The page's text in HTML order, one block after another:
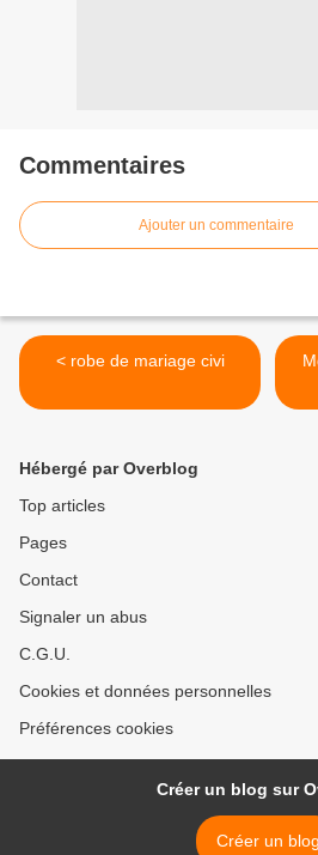
Commentaires
Ajouter un commentaire
< robe de mariage civi
Hébergé par Overblog
Top articles
Pages
Contact
Signaler un abus
C.G.U.
Cookies et données personnelles
Préférences cookies
Créer un blog sur
Créer un blog